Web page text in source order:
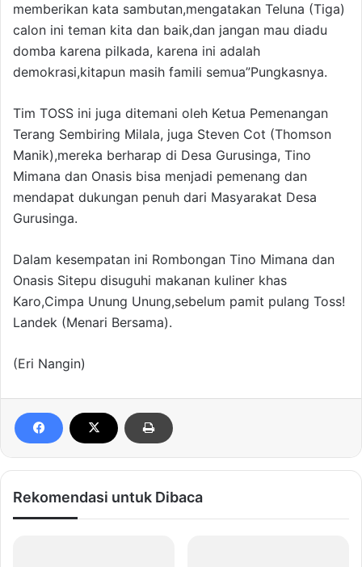
memberikan kata sambutan,mengatakan Teluna (Tiga)
calon ini teman kita dan baik,dan jangan mau diadu
domba karena pilkada, karena ini adalah
demokrasi,kitapun masih famili semua”Pungkasnya.
Tim TOSS ini juga ditemani oleh Ketua Pemenangan
Terang Sembiring Milala, juga Steven Cot (Thomson
Manik),mereka berharap di Desa Gurusinga, Tino
Mimana dan Onasis bisa menjadi pemenang dan
mendapat dukungan penuh dari Masyarakat Desa
Gurusinga.
Dalam kesempatan ini Rombongan Tino Mimana dan
Onasis Sitepu disuguhi makanan kuliner khas
Karo,Cimpa Unung Unung,sebelum pamit pulang Toss!
Landek (Menari Bersama).
(Eri Nangin)
Rekomendasi untuk Dibaca